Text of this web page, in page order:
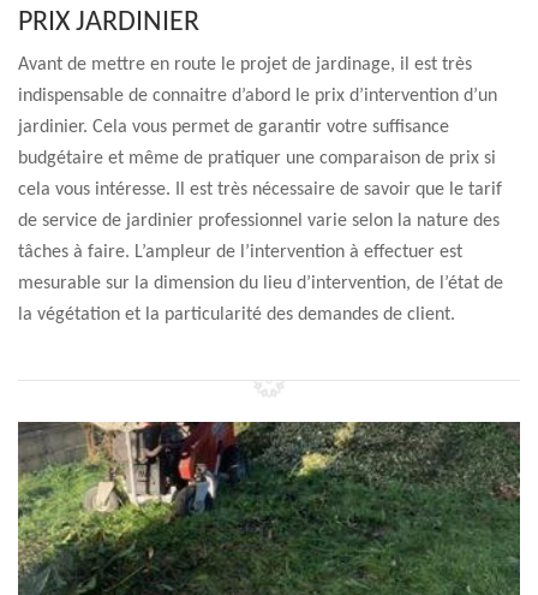
PRIX JARDINIER
Avant de mettre en route le projet de jardinage, il est très
indispensable de connaitre d’abord le prix d’intervention d’un
jardinier. Cela vous permet de garantir votre suffisance
budgétaire et même de pratiquer une comparaison de prix si
cela vous intéresse. Il est très nécessaire de savoir que le tarif
de service de jardinier professionnel varie selon la nature des
tâches à faire. L’ampleur de l’intervention à effectuer est
mesurable sur la dimension du lieu d’intervention, de l’état de
la végétation et la particularité des demandes de client.